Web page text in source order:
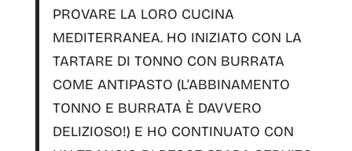
PROVARE LA LORO CUCINA
MEDITERRANEA. HO INIZIATO CON LA
TARTARE DI TONNO CON BURRATA
COME ANTIPASTO (L’ABBINAMENTO
TONNO E BURRATA È DAVVERO
DELIZIOSO!) E HO CONTINUATO CON